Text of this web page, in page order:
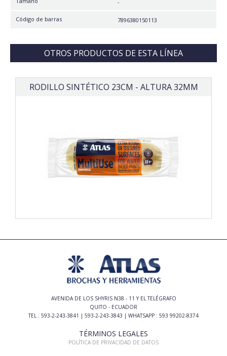
-
Código de barras 7896380150113
OTROS PRODUCTOS DE ESTA LÍNEA
RODILLO SINTÉTICO 23CM - ALTURA 32MM
AVENIDA DE LOS SHYRIS N38 - 11 Y EL TELÉGRAFO
QUITO - ECUADOR
TEL : 593-2-243-3841 | 593-2-243-3843 | WHATSAPP : 593 99202-8374
TÉRMINOS LEGALES
POLÍTICA DE PRIVACIDAD DE DATOS